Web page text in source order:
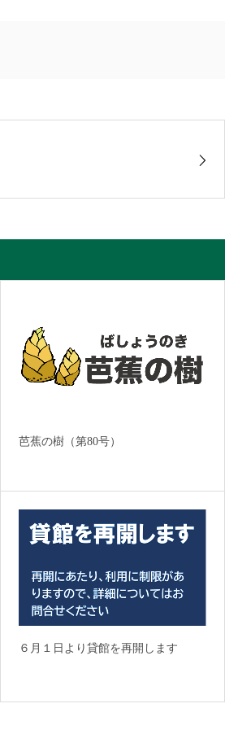
芭蕉の樹（第80号）
６月１日より貸館を再開します